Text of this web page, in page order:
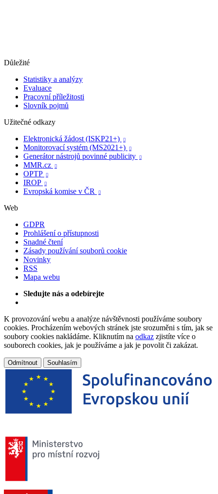
Důležité
Statistiky a analýzy
Evaluace
Pracovní příležitosti
Slovník pojmů
Užitečné odkazy
Elektronická žádost (ISKP21+)

Monitorovací systém (MS2021+) 
Generátor nástrojů povinné publicity 
MMR.cz 
OPTP 
IROP 
Evropská komise v ČR 
Web
GDPR
Prohlášení o přístupnosti
Snadné čtení
Zásady používání souborů cookie
Novinky
RSS
Mapa webu
Sledujte nás a odebírejte
K provozování webu a analýze návštěvnosti používáme soubory
cookies. Procházením webových stránek jste srozuměni s tím, jak se
soubory cookies nakládáme. Kliknutím na odkaz zjistíte více o
souborech cookies, jak je používáme a jak je povolit či zakázat.
Odmítnout Souhlasím